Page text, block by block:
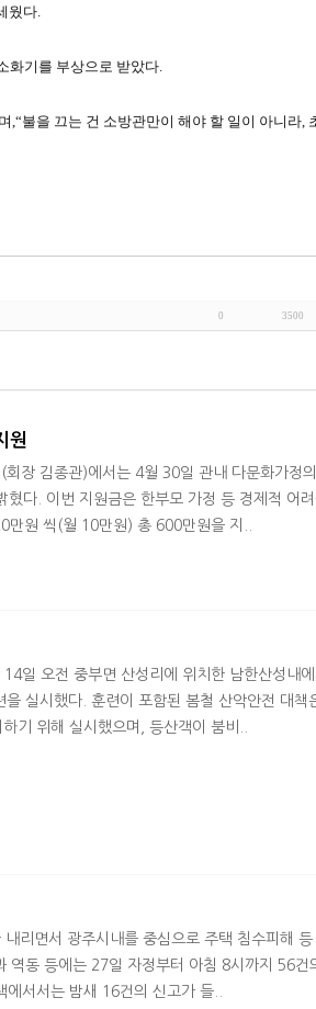
웠다.
화기를 부상으로 받았다.
불을 끄는 건 소방관만이 해야 할 일이 아니라,
0 3500
원
장 김종관)에서는 4월 30일 관내 다문화가정
다. 이번 지원금은 한부모 가정 등 경제적 어
만원 씩(월 10만원) 총 600만원을 지..
일 오전 중부면 산성리에 위치한 남한산성내
실시했다. 훈련이 포함된 봄철 산악안전 대책
기 위해 실시했으며, 등산객이 붐비..
리면서 광주시내를 중심으로 주택 침수피해 등
역동 등에는 27일 자정부터 아침 8시까지 56건
서서는 밤새 16건의 신고가 들..